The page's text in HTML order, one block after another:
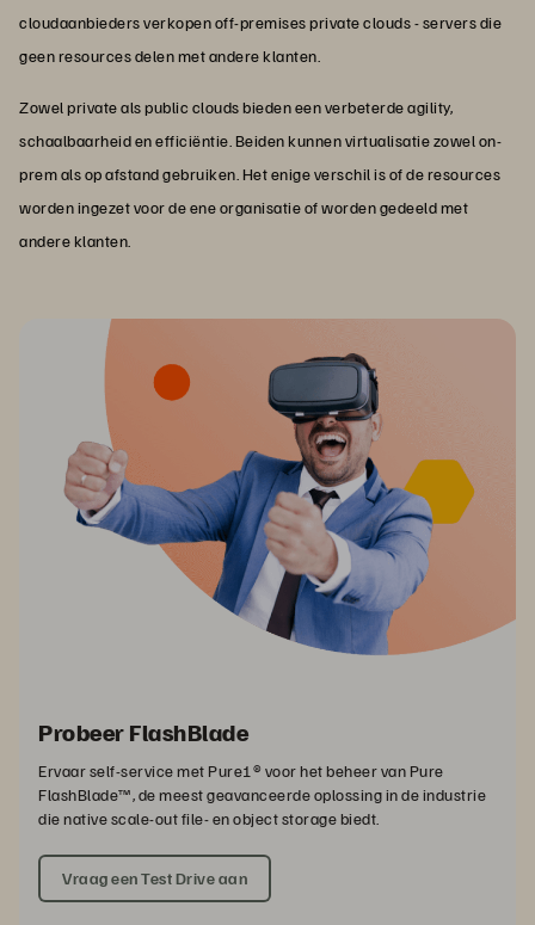
cloudaanbieders verkopen off-premises private clouds - servers die
geen resources delen met andere klanten.
Zowel private als public clouds bieden een verbeterde agility,
schaalbaarheid en efficiëntie. Beiden kunnen virtualisatie zowel on-
prem als op afstand gebruiken. Het enige verschil is of de resources
worden ingezet voor de ene organisatie of worden gedeeld met
andere klanten.
Probeer FlashBlade
Ervaar self-service met Pure1® voor het beheer van Pure
FlashBlade™, de meest geavanceerde oplossing in de industrie
die native scale-out file- en object storage biedt.
Vraag een Test Drive aan